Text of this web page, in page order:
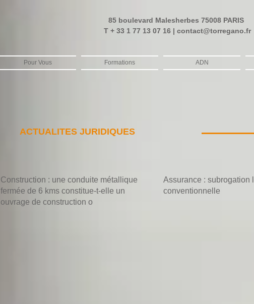
85 boulevard Malesherbes 75008 PARIS
T + 33 1 77 13 07 16 | contact@torregano.fr
Pour Vous Formations ADN
ACTUALITES JURIDIQUES
Construction : une conduite métallique
fermée de 6 kms constitue-t-elle un
ouvrage de construction o
Assurance : subrogation
conventionnelle